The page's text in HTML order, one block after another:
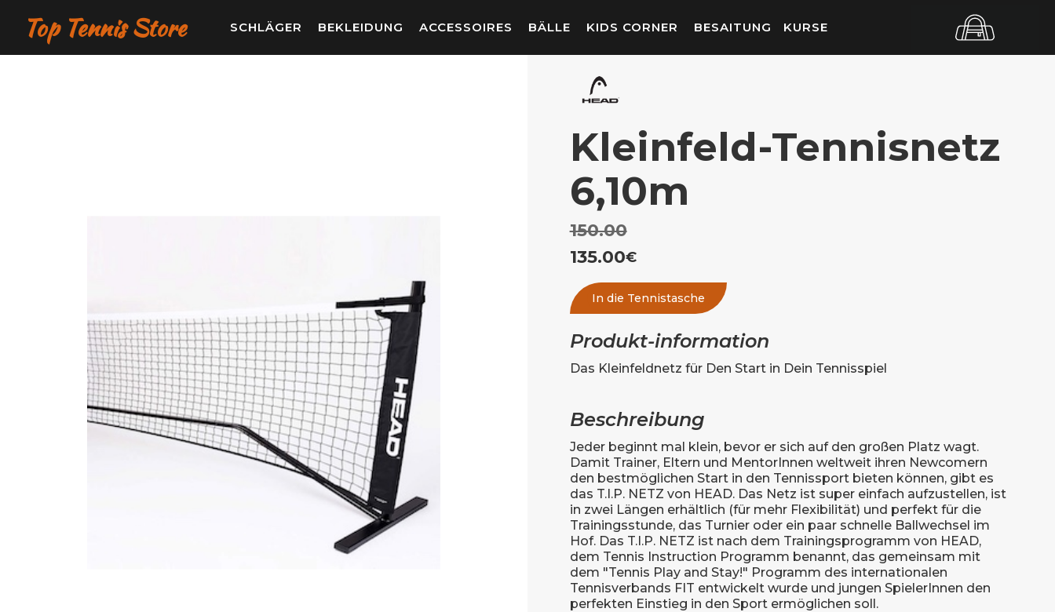
Top Tennis Store SCHLÄGER BEKLEIDUNG ACCESSOIRES BÄLLE KIDS CORNER BESAITUNG KURSE
Kleinfeld-Tennisnetz
6,10m
150.00
135.00€
In die Tennistasche
Produkt-information
Das Kleinfeldnetz für Den Start in Dein Tennisspiel
Beschreibung
Jeder beginnt mal klein, bevor er sich auf den großen Platz wagt.
Damit Trainer, Eltern und MentorInnen weltweit ihren Newcomern
den bestmöglichen Start in den Tennissport bieten können, gibt es
das T.I.P. NETZ von HEAD. Das Netz ist super einfach aufzustellen, ist
in zwei Längen erhältlich (für mehr Flexibilität) und perfekt für die
Trainingsstunde, das Turnier oder ein paar schnelle Ballwechsel im
Hof. Das T.I.P. NETZ ist nach dem Trainingsprogramm von HEAD,
dem Tennis Instruction Programm benannt, das gemeinsam mit
dem "Tennis Play and Stay!" Programm des internationalen
Tennisverbands FIT entwickelt wurde und jungen SpielerInnen den
perfekten Einstieg in den Sport ermöglichen soll.